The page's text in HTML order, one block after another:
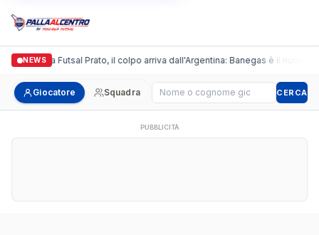
NEWS
Italgronda Futsal Prato, il colpo arriva dall'Argentina: Banegas è il nuovo
Giocatore Squadra Cerca giocatore CERCA
PUBBLICITÀ